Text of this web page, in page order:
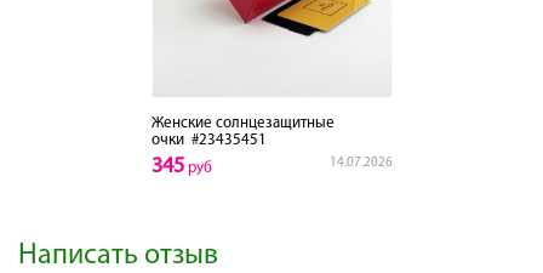
Женские солнцезащитные
очки#23435451
14.07.2026
345руб
Написать отзыв